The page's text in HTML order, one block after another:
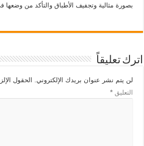
بصورة مثالية وتجفيف الأطباق والتأكد من
اترك تعليقاً
لن يتم نشر عنوان بريدك الإلكتروني. الحقول
التعليق*